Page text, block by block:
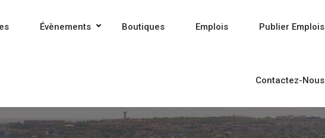
Évènements Boutiques Emplois Publier Emplois
Contactez-Nous